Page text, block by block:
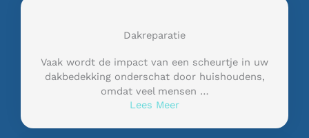
Dakreparatie
Vaak wordt de impact van een scheurtje in uw
dakbedekking onderschat door huishoudens,
omdat veel mensen …
Lees Meer